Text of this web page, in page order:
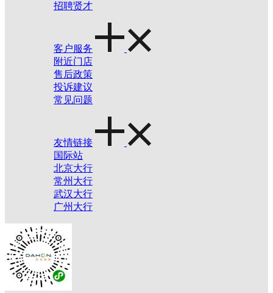
招聘贤才
客户服务
附近门店
售后政策
投诉建议
常见问题
友情链接
国际站
北京大行
常州大行
武汉大行
广州大行